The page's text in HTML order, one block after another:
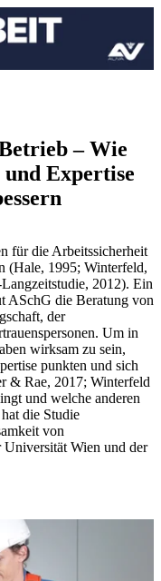
– Wie
Expertise
für die Arbeitssicherheit
(Hale, 1995; Winterfeld,
2012). Ein
ASchG die Beratung von
der
Um in
wirksam zu sein,
punkten und sich
& Rae, 2017; Winterfeld
und welche anderen
die Studie
von
Universität Wien und der